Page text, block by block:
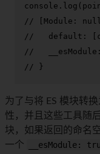
console . log
// [Module:
//   default:
//
// }
为了与将 ES 模块转
性，并且这些工具随
块，如果返回的命名
一个
__esModule: